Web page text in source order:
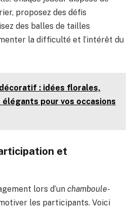
proposez des défis
des balles de tailles
la difficulté et l’intérêt du
: idées florales,
pour vos occasions
et
lors d’un chamboule-
les participants. Voici